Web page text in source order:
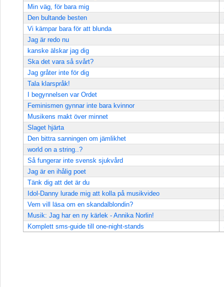
Min väg, för bara mig
Den bultande besten
Vi kämpar bara för att blunda
Jag är redo nu
kanske älskar jag dig
Ska det vara så svårt?
Jag gråter inte för dig
Tala klarspråk!
I begynnelsen var Ordet
Feminismen gynnar inte bara kvinnor
Musikens makt över minnet
Slaget hjärta
Den bittra sanningen om jämlikhet
world on a string..?
Så fungerar inte svensk sjukvård
Jag är en ihålig poet
Tänk dig att det är du
Idol-Danny lurade mig att kolla på musikvideo
Vem vill läsa om en skandalblondin?
Musik: Jag har en ny kärlek - Annika Norlin!
Komplett sms-guide till one-night-stands